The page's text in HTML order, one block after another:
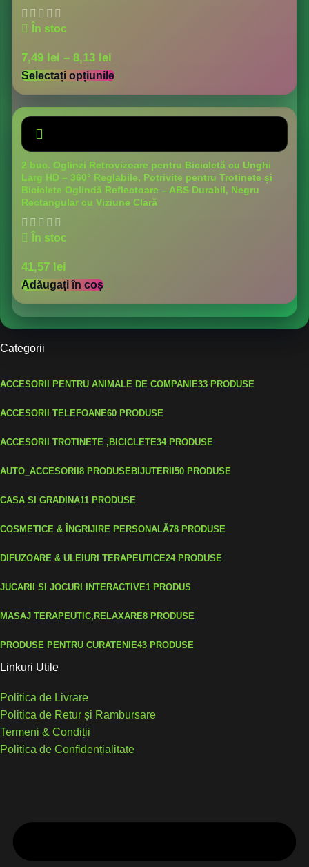
În stoc
7,49 lei – 8,13 lei
Selectați opțiunile
2 buc. Oglinzi Retrovizoare pentru Bicicletă cu Unghi
Larg HD – 360° Reglabile, Potrivite pentru Trotinete și
Biciclete Oglindă Reflectoare – ABS Durabil, Negru
Rectangular cu Viziune Clară
În stoc
41,57 lei
Adăugați în coș
Categorii
ACCESORII PENTRU ANIMALE DE COMPANIE33 PRODUSE
ACCESORII TELEFOANE60 PRODUSE
ACCESORII TROTINETE ,BICICLETE34 PRODUSE
AUTO_ACCESORII8 PRODUSEBIJUTERII50 PRODUSE
CASA SI GRADINA11 PRODUSE
COSMETICE & ÎNGRIJIRE PERSONALĂ78 PRODUSE
DIFUZOARE & ULEIURI TERAPEUTICE24 PRODUSE
JUCARII SI JOCURI INTERACTIVE1 PRODUS
MASAJ TERAPEUTIC,RELAXARE8 PRODUSE
PRODUSE PENTRU CURATENIE43 PRODUSE
Linkuri Utile
Politica de Livrare
Politica de Retur și Rambursare
Termeni & Condiții
Politica de Confidențialitate